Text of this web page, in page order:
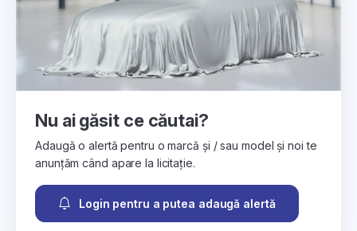
Nu ai găsit ce căutai?
Adaugă o alertă pentru o marcă și / sau model și noi te
anunțăm când apare la licitație.
Login pentru a putea adaugă alertă